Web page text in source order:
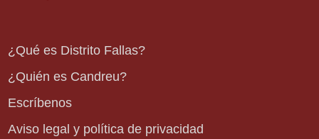
¿Qué es Distrito Fallas?
¿Quién es Candreu?
Escríbenos
Aviso legal y política de privacidad